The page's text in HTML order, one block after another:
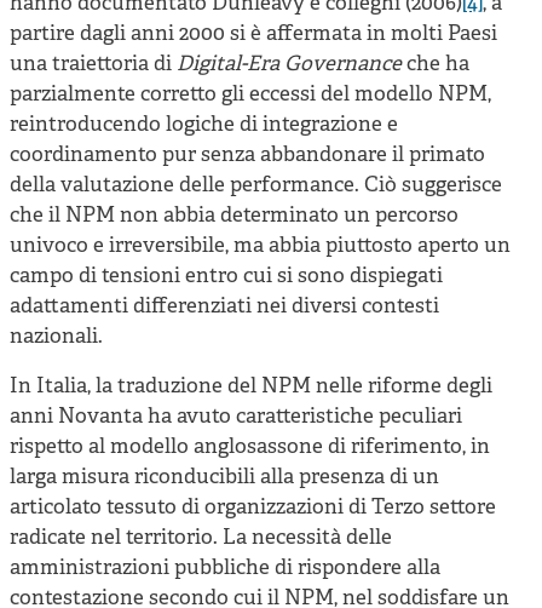
partire dagli anni 2000 si è affermata in molti Paesi
una traiettoria di Digital-Era Governanceche ha
parzialmente corretto gli eccessi del modello NPM,
reintroducendo logiche di integrazione e
coordinamento pur senza abbandonare il primato
della valutazione delle performance. Ciò suggerisce
che il NPM non abbia determinato un percorso
univoco e irreversibile, ma abbia piuttosto aperto un
campo di tensioni entro cui si sono dispiegati
adattamenti differenziati nei diversi contesti
nazionali.
In Italia, la traduzione del NPM nelle riforme degli
anni Novanta ha avuto caratteristiche peculiari
rispetto al modello anglosassone di riferimento, in
larga misura riconducibili alla presenza di un
articolato tessuto di organizzazioni di Terzo settore
radicate nel territorio. La necessità delle
amministrazioni pubbliche di rispondere alla
contestazione secondo cui il NPM, nel soddisfare un